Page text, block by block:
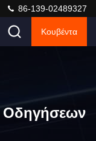
86-139-02489327
Κουβέντα
Οδηγήσεων